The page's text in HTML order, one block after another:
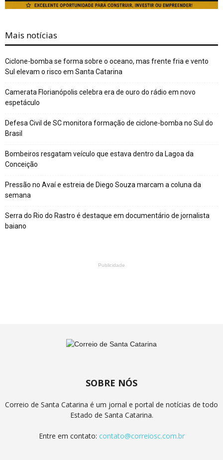
Mais notícias
Ciclone-bomba se forma sobre o oceano, mas frente fria e vento
Sul elevam o risco em Santa Catarina
Camerata Florianópolis celebra era de ouro do rádio em novo
espetáculo
Defesa Civil de SC monitora formação de ciclone-bomba no Sul do
Brasil
Bombeiros resgatam veículo que estava dentro da Lagoa da
Conceição
Pressão no Avaí e estreia de Diego Souza marcam a coluna da
semana
Serra do Rio do Rastro é destaque em documentário de jornalista
baiano
Publicidade
SOBRE NÓS
Correio de Santa Catarina é um jornal e portal de notícias de todo
Estado de Santa Catarina.
Entre em contato: contato@correiosc.com.br